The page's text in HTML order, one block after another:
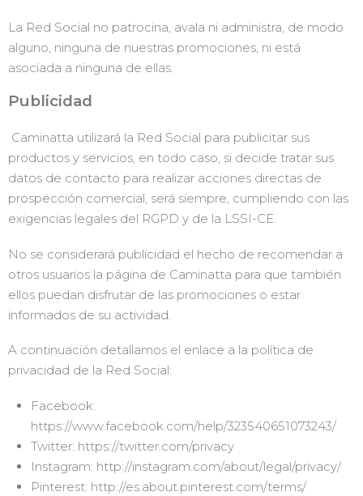
La Red Social no patrocina, avala ni administra, de modo
alguno, ninguna de nuestras promociones, ni está
asociada a ninguna de ellas.
Publicidad
Caminatta utilizará la Red Social para publicitar sus
productos y servicios, en todo caso, si decide tratar sus
datos de contacto para realizar acciones directas de
prospección comercial, será siempre, cumpliendo con las
exigencias legales del RGPD y de la LSSI-CE.
No se considerará publicidad el hecho de recomendar a
otros usuarios la página de Caminatta para que también
ellos puedan disfrutar de las promociones o estar
informados de su actividad.
A continuación detallamos el enlace a la política de
privacidad de la Red Social:
Facebook:
https://www.facebook.com/help/323540651073243/
Twitter: https://twitter.com/privacy
Instagram: http://instagram.com/about/legal/privacy/
Pinterest: http://es.about.pinterest.com/terms/